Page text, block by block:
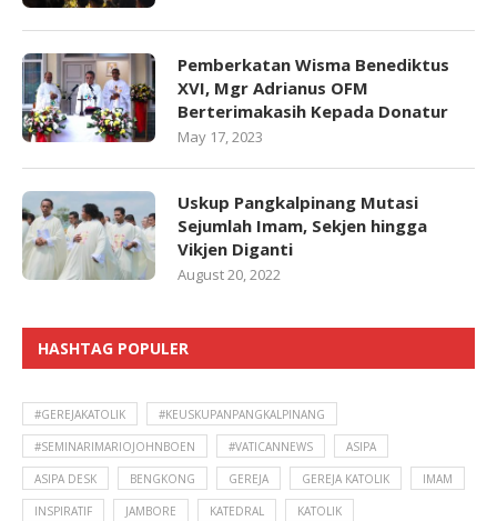
Pemberkatan Wisma Benediktus
XVI, Mgr Adrianus OFM
Berterimakasih Kepada Donatur
May 17, 2023
Uskup Pangkalpinang Mutasi
Sejumlah Imam, Sekjen hingga
Vikjen Diganti
August 20, 2022
HASHTAG POPULER
#GEREJAKATOLIK #KEUSKUPANPANGKALPINANG
#SEMINARIMARIOJOHNBOEN #VATICANNEWS ASIPA
ASIPA DESK BENGKONG GEREJA GEREJA KATOLIK IMAM
INSPIRATIF JAMBORE KATEDRAL KATOLIK